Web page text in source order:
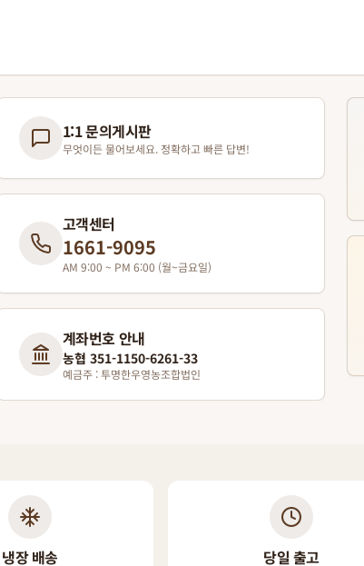
1:1 문의게시판
무엇이든 물어보세요. 정확하고 빠른 답변!
고객센터
1661-9095
AM 9:00 ~ PM 6:00 (월~금요일)
계좌번호 안내
농협 351-1150-6261-33
예금주 : 투명한우영농조합법인
냉장 배송 당일 출고